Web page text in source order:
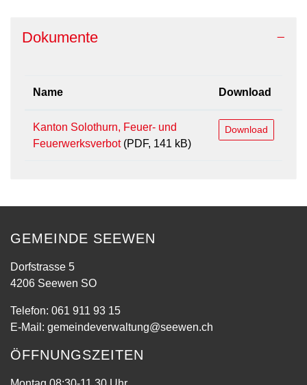
Dokumente
Name Download
Kanton Solothurn, Feuer- und
Feuerwerksverbot (PDF, 141 kB)
Download
GEMEINDE SEEWEN
Dorfstrasse 5
4206 Seewen SO
Telefon: 061 911 93 15
E-Mail: gemeindeverwaltung@seewen.ch
ÖFFNUNGSZEITEN